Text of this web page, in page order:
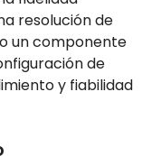
resolución de
un componente
de
y fiabilidad